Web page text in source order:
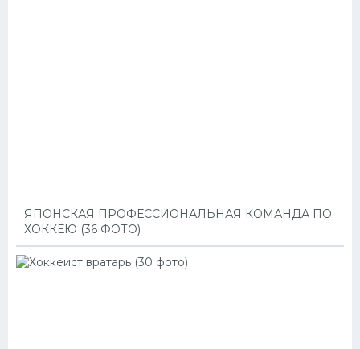
ЯПОНСКАЯ ПРОФЕССИОНАЛЬНАЯ КОМАНДА ПО
ХОККЕЮ (36 ФОТО)